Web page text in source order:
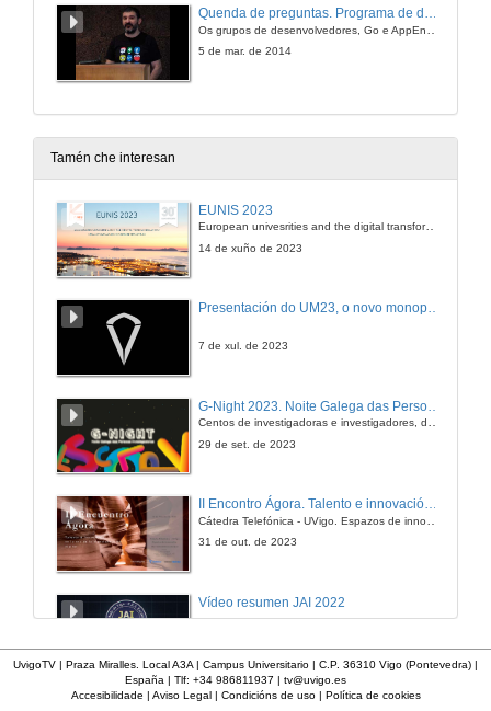
Quenda de preguntas. Programa de desenvolvedores de Google
5 de mar. de 2014
Tamén che interesan
EUNIS 2023
European univesrities and the digital transformation: challenges and opportunities ahead
14 de xuño de 2023
Presentación do UM23, o novo monopraza de UVigo Motorsport
7 de xul. de 2023
Centos de investigadoras e investigadores, decenas de actividades e sete cidades
29 de set. de 2023
II Encontro Ágora. Talento e innovación na era da transformación dixital
31 de out. de 2023
Vídeo resumen JAI 2022
UVigo SpaceLab
UvigoTV | Praza Miralles. Local A3A | Campus Universitario | C.P. 36310 Vigo (Pontevedra) |
España | Tlf: +34 986811937 | tv@uvigo.es
Accesibilidade | Aviso Legal| Condicións de uso| Política de cookies